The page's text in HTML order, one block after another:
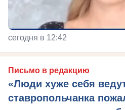
сегодня в 12:42
Письмо в редакцию
«Люди хуже себя
ставропольчанка